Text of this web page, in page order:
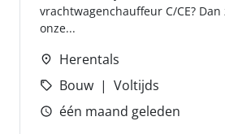
vrachtwagenchauffeur C/CE?
onze...
Herentals
Bouw
Voltijds
één maand geleden